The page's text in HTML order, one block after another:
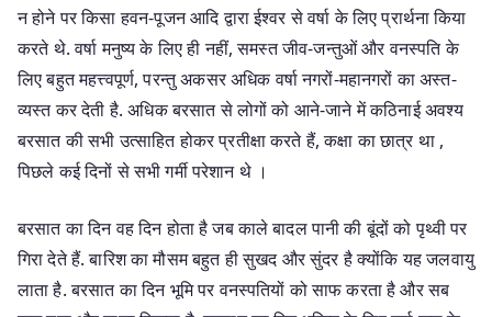
न होने पर किसा हवन-पूजन आदि द्वारा ईश्वर से वर्षा के लिए प्रार्थना किया
करते थे. वर्षा मनुष्य के लिए ही नहीं, समस्त जीव-जन्तुओं और वनस्पति के
लिए बहुत महत्त्वपूर्ण, परन्तु अकसर अधिक वर्षा नगरों-महानगरों का अस्त-
व्यस्त कर देती है. अधिक बरसात से लोगों को आने-जाने में कठिनाई अवश्य
बरसात की सभी उत्साहित होकर प्रतीक्षा करते हैं, कक्षा का छात्र था ,
पिछले कई दिनों से सभी गर्मी परेशान थे ।
बरसात का दिन वह दिन होता है जब काले बादल पानी की बूंदों को पृथ्वी पर
गिरा देते हैं. बारिश का मौसम बहुत ही सुखद और सुंदर है क्योंकि यह जलवायु
लाता है. बरसात का दिन भूमि पर वनस्पतियों को साफ करता है और सब